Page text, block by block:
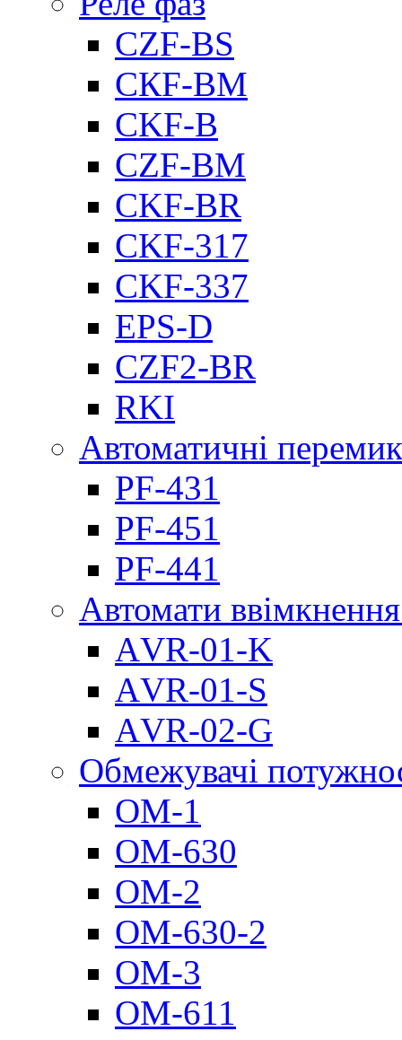
CZF-BS
CКF-BM
CKF-B
CZF-BM
CKF-BR
CKF-317
CKF-337
EPS-D
CZF2-BR
RKI
Автоматичні
PF-431
PF-451
PF-441
Автомати
АVR-01-K
АVR-01-S
АVR-02-G
Обмежувачі
ОМ-1
ОМ-630
ОМ-2
ОМ-630-2
ОМ-3
ОМ-611